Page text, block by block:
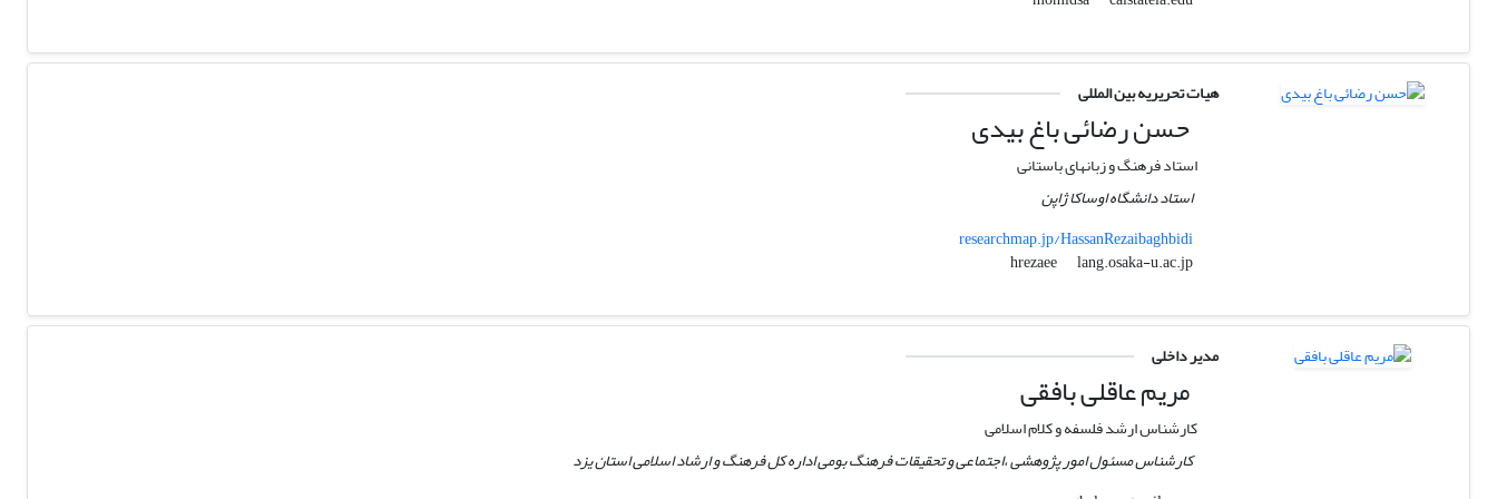
هیات تحریریه بین المللی
حسن رضائی باغ بیدی
استاد فرهنگ و زبانهای باستانی
استاد دانشگاه اوساکا ژاپن
researchmap.jp/HassanRezaibaghbidi
hrezaee
lang.osaka-u.ac.jp
مدیر داخلی
مریم عاقلی بافقی
کارشناس ارشد فلسفه و کلام اسلامی
کارشناس مسئول امور پژوهشی ،اجتماعی و تحقیقات فرهنگ بومی اداره کل فرهنگ و ارشاد اسلامی استان یزد